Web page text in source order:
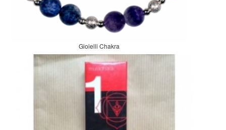
Gioielli Chakra